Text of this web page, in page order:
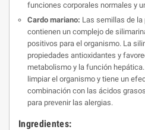
funciones corporales normales y
Cardo mariano: Las semillas de la
contienen un complejo de
positivos para el organismo. La
propiedades antioxidantes y
metabolismo y la función
limpiar el organismo y tiene un
combinación con las ácidos
para prevenir las alergias.
Ingredientes: